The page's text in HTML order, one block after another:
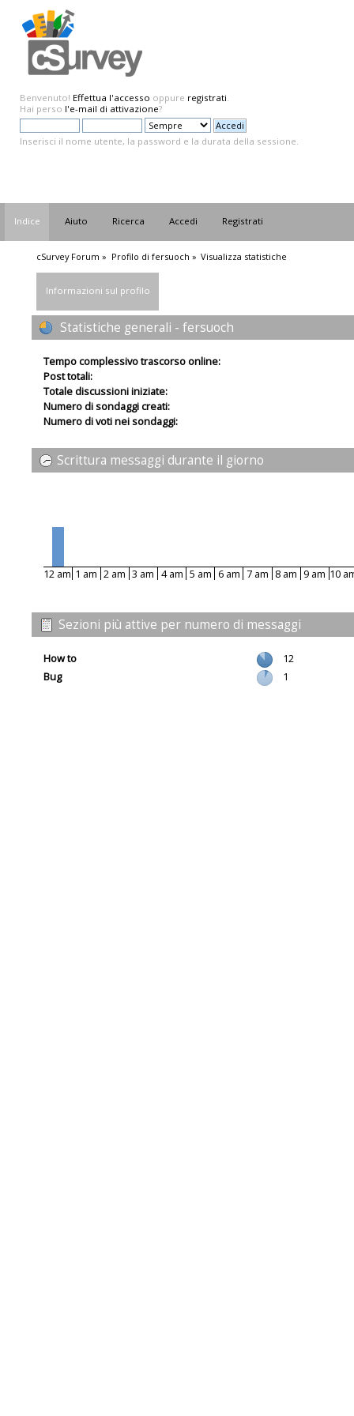
Benvenuto! Effettua l'accesso oppure registrati.
Hai perso l'e-mail di attivazione?
Inserisci il nome utente, la password e la durata della sessione.
Indice Aiuto Ricerca Accedi Registrati
cSurvey Forum » Profilo di fersuoch » Visualizza statistiche
Informazioni sul profilo
Statistiche generali - fersuoch
Tempo complessivo trascorso online:
Post totali:
Totale discussioni iniziate:
Numero di sondaggi creati:
Numero di voti nei sondaggi:
Scrittura messaggi durante il giorno
12 am 1 am 2 am 3 am 4 am 5 am 6 am 7 am 8 am 9 am 10
Sezioni più attive per numero di messaggi
How to
12
Bug
1